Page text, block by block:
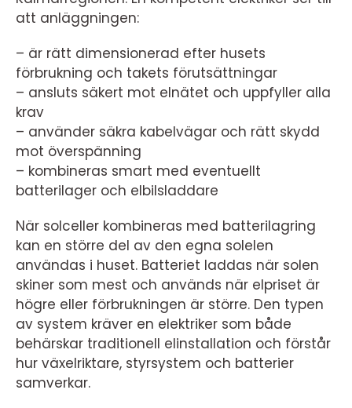
att anläggningen:
– är rätt dimensionerad efter husets
förbrukning och takets förutsättningar
– ansluts säkert mot elnätet och uppfyller alla
krav
– använder säkra kabelvägar och rätt skydd
mot överspänning
– kombineras smart med eventuellt
batterilager och elbilsladdare
När solceller kombineras med batterilagring
kan en större del av den egna solelen
användas i huset. Batteriet laddas när solen
skiner som mest och används när elpriset är
högre eller förbrukningen är större. Den typen
av system kräver en elektriker som både
behärskar traditionell elinstallation och förstår
hur växelriktare, styrsystem och batterier
samverkar.